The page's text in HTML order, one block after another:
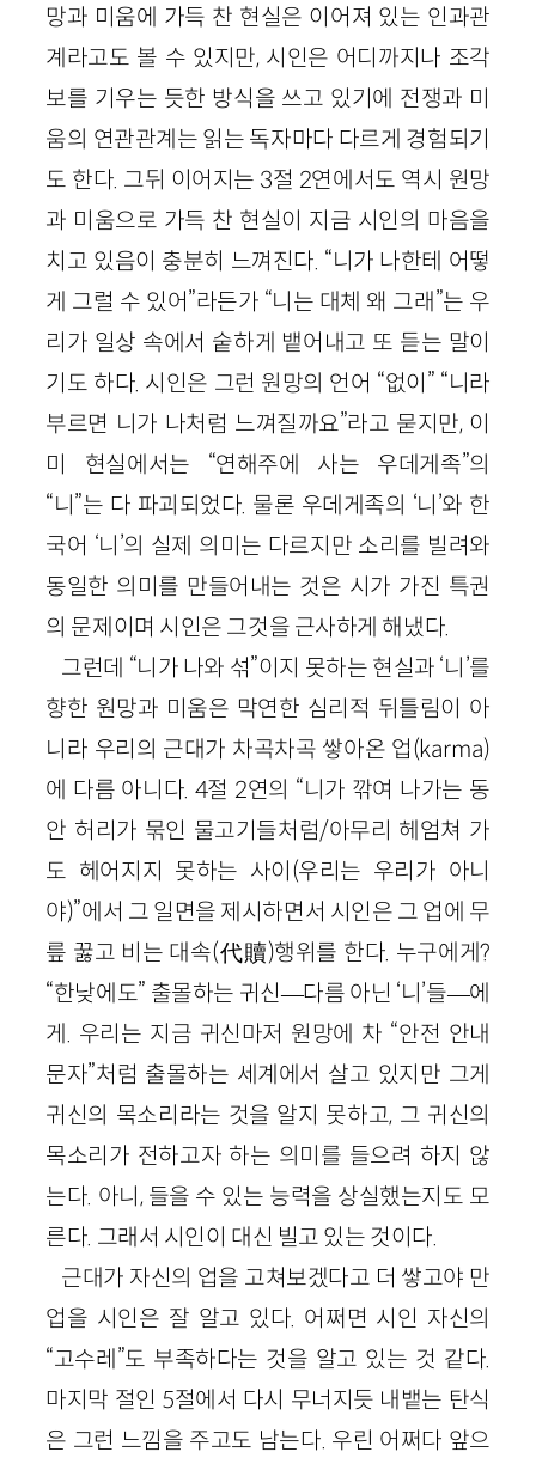
망과 미움에 가득 찬 현실은 이어져 있는 인과관
계라고도 볼 수 있지만, 시인은 어디까지나 조각
보를 기우는 듯한 방식을 쓰고 있기에 전쟁과 미
움의 연관관계는 읽는 독자마다 다르게 경험되기
도 한다. 그뒤 이어지는 3절 2연에서도 역시 원망
과 미움으로 가득 찬 현실이 지금 시인의 마음을
치고 있음이 충분히 느껴진다. “니가 나한테 어떻
게 그럴 수 있어”라든가 “니는 대체 왜 그래”는 우
리가 일상 속에서 숱하게 뱉어내고 또 듣는 말이
기도 하다. 시인은 그런 원망의 언어 “없이” “니라
부르면 니가 나처럼 느껴질까요”라고 묻지만, 이
미 현실에서는 “연해주에 사는 우데게족”의
“니”는 다 파괴되었다. 물론 우데게족의 ‘니’와 한
국어 ‘니’의 실제 의미는 다르지만 소리를 빌려와
동일한 의미를 만들어내는 것은 시가 가진 특권
의 문제이며 시인은 그것을 근사하게 해냈다.
그런데 “니가 나와 섞”이지 못하는 현실과 ‘니’를
향한 원망과 미움은 막연한 심리적 뒤틀림이 아
니라 우리의 근대가 차곡차곡 쌓아온 업(karma)
에 다름 아니다. 4절 2연의 “니가 깎여 나가는 동
안 허리가 묶인 물고기들처럼/아무리 헤엄쳐 가
도 헤어지지 못하는 사이(우리는 우리가 아니
야)”에서 그 일면을 제시하면서 시인은 그 업에 무
릎 꿇고 비는 대속(代贖)행위를 한다. 누구에게?
“한낮에도” 출몰하는 귀신—다름 아닌 ‘니’들—에
게. 우리는 지금 귀신마저 원망에 차 “안전 안내
문자”처럼 출몰하는 세계에서 살고 있지만 그게
귀신의 목소리라는 것을 알지 못하고, 그 귀신의
목소리가 전하고자 하는 의미를 들으려 하지 않
는다. 아니, 들을 수 있는 능력을 상실했는지도 모
른다. 그래서 시인이 대신 빌고 있는 것이다.
근대가 자신의 업을 고쳐보겠다고 더 쌓고야 만
업을 시인은 잘 알고 있다. 어쩌면 시인 자신의
“고수레”도 부족하다는 것을 알고 있는 것 같다.
마지막 절인 5절에서 다시 무너지듯 내뱉는 탄식
은 그런 느낌을 주고도 남는다. 우린 어쩌다 앞으